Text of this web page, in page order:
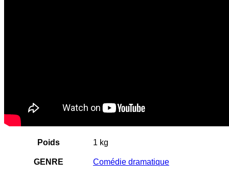
Poids 1 kg
GENRE Comédie dramatique